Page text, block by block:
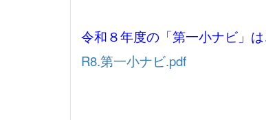
令和８年度の「第一小ナビ」
R8.第一小ナビ.pdf